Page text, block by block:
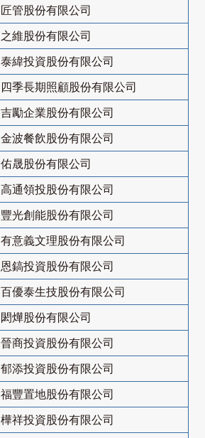
匠管股份有限公司
之維股份有限公司
泰緯投資股份有限公司
四季長期照顧股份有限公司
吉勵企業股份有限公司
金波餐飲股份有限公司
佑晟股份有限公司
高通領投股份有限公司
豐光創能股份有限公司
有意義文理股份有限公司
恩鎬投資股份有限公司
百優泰生技股份有限公司
閎燁股份有限公司
晉商投資股份有限公司
郁添投資股份有限公司
福豐置地股份有限公司
樺祥投資股份有限公司